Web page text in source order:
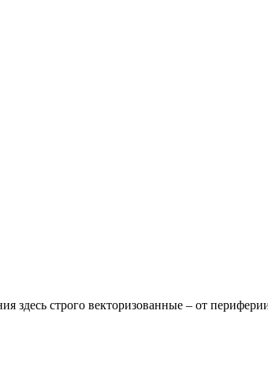
строго векторизованные – от